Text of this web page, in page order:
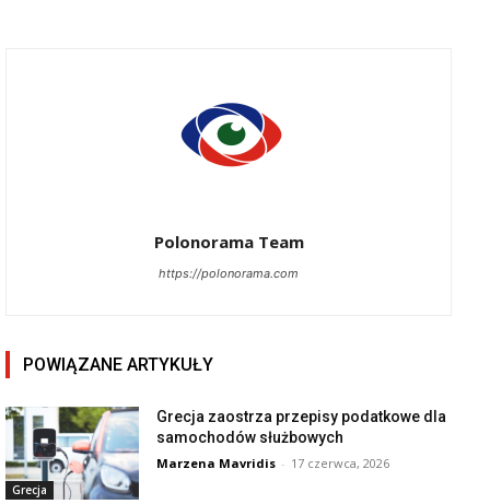
Polonorama Team
https://polonorama.com
POWIĄZANE ARTYKUŁY
Grecja
Grecja zaostrza przepisy podatkowe dla
samochodów służbowych
Marzena Mavridis - 17 czerwca, 2026